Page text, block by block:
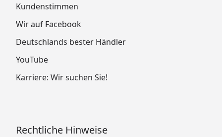
Kundenstimmen
Wir auf Facebook
Deutschlands bester Händler
YouTube
Karriere: Wir suchen Sie!
Rechtliche Hinweise